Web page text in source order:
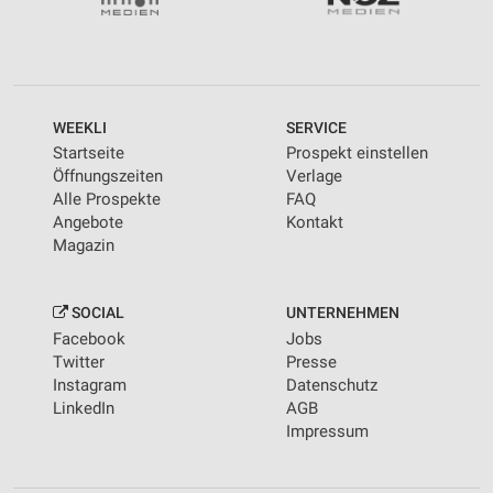
WEEKLI
Startseite
Öffnungszeiten
Alle Prospekte
Angebote
Magazin
SERVICE
Prospekt einstellen
Verlage
FAQ
Kontakt
SOCIAL
Facebook
Twitter
Instagram
LinkedIn
UNTERNEHMEN
Jobs
Presse
Datenschutz
AGB
Impressum
personalisierter Werbung
personalisierter Inhalte
Messung der Werbeleistung
Messung der Performance von Inhalten
Quellen
Entwicklung und Verbesserung der Angebote
Verwendung reduzierter Daten zur Auswahl von
Inhalten